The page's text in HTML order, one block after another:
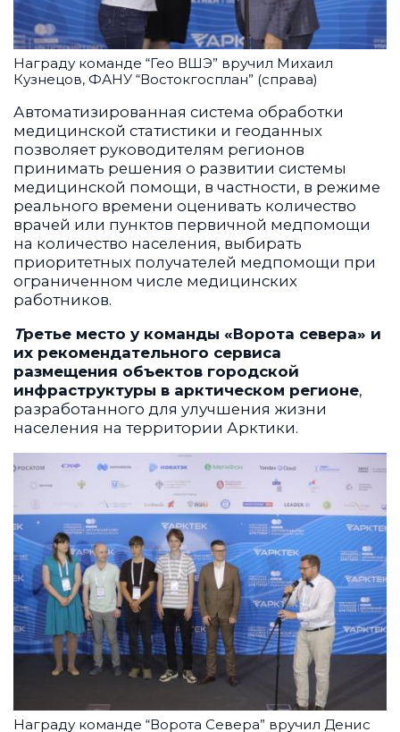
Награду команде “Гео ВШЭ” вручил Михаил
Кузнецов, ФАНУ “Востокгосплан” (справа)
Автоматизированная система обработки
медицинской статистики и геоданных
позволяет руководителям регионов
принимать решения о развитии системы
медицинской помощи, в частности, в режиме
реального времени оценивать количество
врачей или пунктов первичной медпомощи
на количество населения, выбирать
приоритетных получателей медпомощи при
ограниченном числе медицинских
работников.
Третье место у команды «Ворота севера» и
их рекомендательного сервиса
размещения объектов городской
инфраструктуры в арктическом регионе,
разработанного для улучшения жизни
населения на территории Арктики.
Награду команде “Ворота Севера” вручил Денис